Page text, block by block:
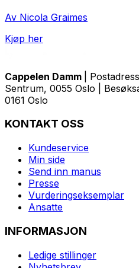
Av Nicola Graimes
Kjøp her
Cappelen Damm
|
Sentrum, 0055 Oslo |
0161 Oslo
KONTAKT OSS
Kundeservice
Min side
Send inn manus
Presse
Vurderingseksemplar
Ansatte
INFORMASJON
Ledige stillinger